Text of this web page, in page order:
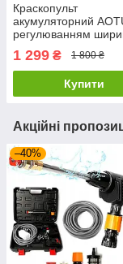
Краскопульт
акумуляторний
регулюванням
двома
2000 mAh
1 299 ₴ 1 800 ₴
Купити
Акційні
–40%